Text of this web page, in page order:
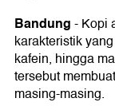
Bandung-Kopi
karakteristik
kafein, hingga
tersebut
masing-masing.